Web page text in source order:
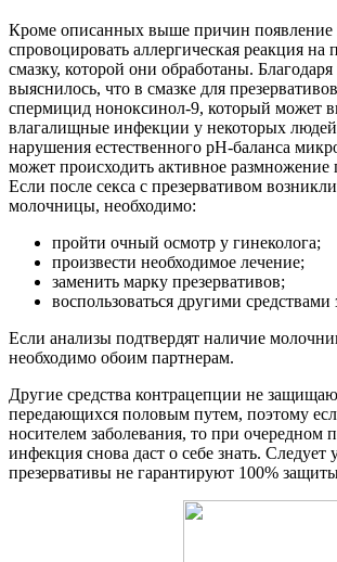
Кроме описанных выше причин
спровоцировать аллергическая реакция на
смазку, которой они обработаны.
выяснилось, что в смазке для
спермицид ноноксинол-9, который может
влагалищные инфекции у некоторых
нарушения естественного pH-баланса
может происходить активное размножение
Если после секса с презервативом
молочницы, необходимо:
пройти очный осмотр у гинеколога;
произвести необходимое лечение;
заменить марку презервативов;
воспользоваться другими
Если анализы подтвердят наличие
необходимо обоим партнерам.
Другие средства контрацепции не
передающихся половым путем, поэтому
носителем заболевания, то при очередном
инфекция снова даст о себе знать. Следует
презервативы не гарантируют 100%